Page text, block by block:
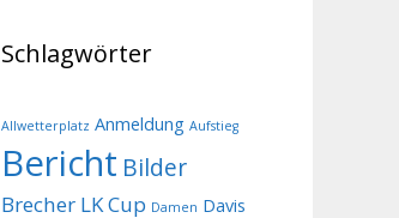
Schlagwörter
Allwetterplatz Anmeldung Aufstieg
Bericht Bilder
Brecher LK Cup Damen Davis